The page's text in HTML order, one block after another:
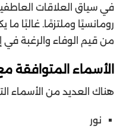
في سياق العلاقات
رومانسيًا وملتزمًا. غالبًا ما
من قيم الوفاء والرغبة في
الأسماء المتوافقة
هناك العديد من الأسماء
نور